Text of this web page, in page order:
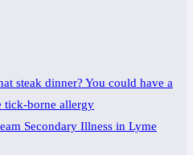
steak dinner? You could have a
tick-borne allergy
Secondary Illness in Lyme